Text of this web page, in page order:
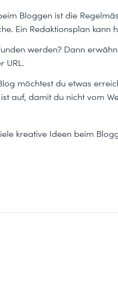
Bloggen ist die
Ein Redaktionsplan kann
werden? Dann
URL.
möchtest du etwas
auf, damit du nicht vom
kreative Ideen beim